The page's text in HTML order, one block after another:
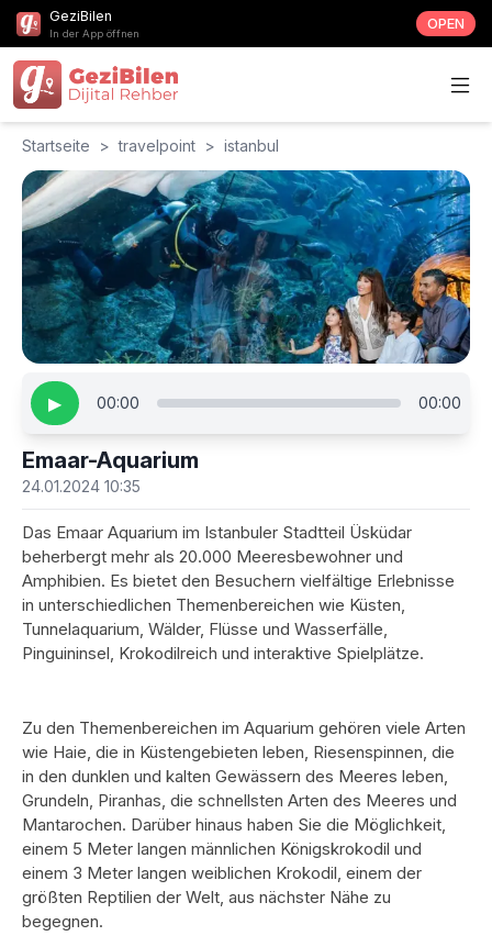
GeziBilen
In der App öffnen
OPEN
Startseite > travelpoint > istanbul
▶ 00:00 00:00
Emaar-Aquarium
24.01.2024 10:35
Das Emaar Aquarium im Istanbuler Stadtteil Üsküdar
beherbergt mehr als 20.000 Meeresbewohner und
Amphibien. Es bietet den Besuchern vielfältige Erlebnisse
in unterschiedlichen Themenbereichen wie Küsten,
Tunnelaquarium, Wälder, Flüsse und Wasserfälle,
Pinguininsel, Krokodilreich und interaktive Spielplätze.
Zu den Themenbereichen im Aquarium gehören viele Arten
wie Haie, die in Küstengebieten leben, Riesenspinnen, die
in den dunklen und kalten Gewässern des Meeres leben,
Grundeln, Piranhas, die schnellsten Arten des Meeres und
Mantarochen. Darüber hinaus haben Sie die Möglichkeit,
einem 5 Meter langen männlichen Königskrokodil und
einem 3 Meter langen weiblichen Krokodil, einem der
größten Reptilien der Welt, aus nächster Nähe zu
begegnen.